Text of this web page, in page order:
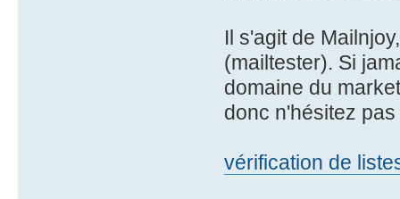
Il s'agit de
(mailtester). Si
domaine du
donc n'hésitez
vérification de